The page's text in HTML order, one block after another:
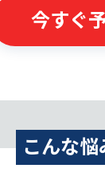
今すぐ
こんな悩